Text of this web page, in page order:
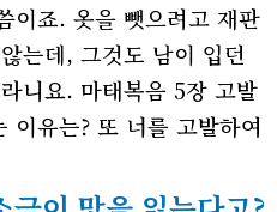
이죠. 옷을 뺏으려고 재판
는데, 그것도 남이 입던
니요. 마태복음 5장 고발
이유는? 또 너를 고발하여